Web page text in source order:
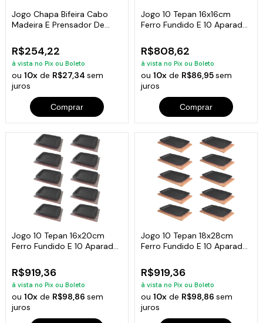
Jogo Chapa Bifeira Cabo
Madeira E Prensador De
R$254,22
à vista no Pix ou Boleto
ou10x de R$27,34sem
juros
Comprar
Jogo 10 Tepan 16x16cm
Ferro Fundido E 10 Aparador
R$808,62
à vista no Pix ou Boleto
ou 10xde R$86,95sem
juros
Comprar
Jogo 10 Tepan 16x20cm
Ferro Fundido E 10 Aparador
R$919,36
à vista no Pix ou Boleto
ou10x de R$98,86sem
juros
Jogo 10 Tepan 18x28cm
Ferro Fundido E 10 Aparador
R$919,36
à vista no Pix ou Boleto
ou 10xde R$98,86 sem
juros